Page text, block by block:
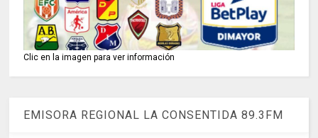
Clic en la imagen para ver información
EMISORA REGIONAL LA CONSENTIDA 89.3FM